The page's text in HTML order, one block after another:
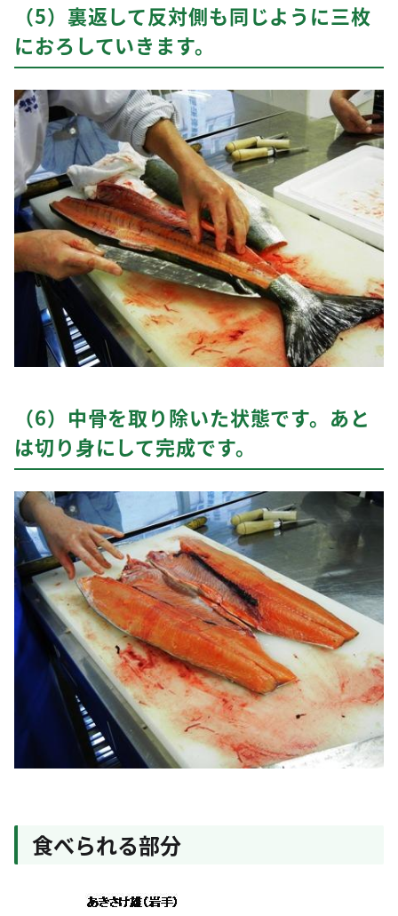
（5）裏返して反対側も同じように三枚
におろしていきます。
（6）中骨を取り除いた状態です。あと
は切り身にして完成です。
食べられる部分